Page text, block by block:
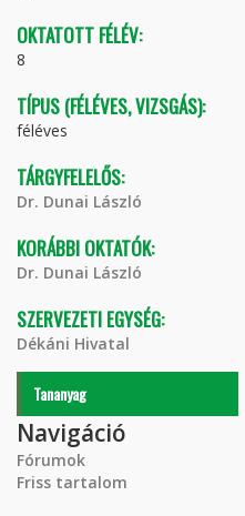
OKTATOTT FÉLÉV:
8
TÍPUS (FÉLÉVES, VIZSGÁS):
féléves
TÁRGYFELELŐS:
Dr. Dunai László
KORÁBBI OKTATÓK:
Dr. Dunai László
SZERVEZETI EGYSÉG:
Dékáni Hivatal
Tananyag
Navigáció
Fórumok
Friss tartalom